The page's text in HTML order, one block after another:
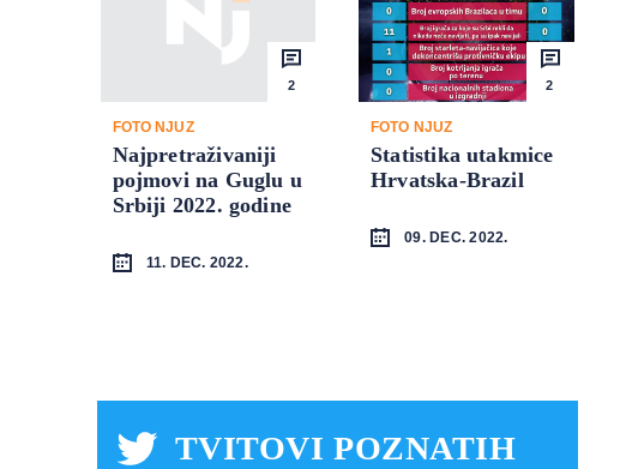
2
FOTO NJUZ
Najpretraživaniji
pojmovi na Guglu u
Srbiji 2022. godine
11. DEC. 2022.
2
FOTO NJUZ
Statistika utakmice
Hrvatska-Brazil
09. DEC. 2022.
TVITOVI POZNATIH